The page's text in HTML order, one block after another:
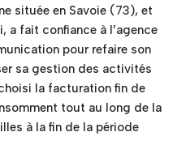
située en Savoie (73), et
a fait confiance à l’agence
pour refaire son
sa gestion des activités
la facturation fin de
tout au long de la
à la fin de la période